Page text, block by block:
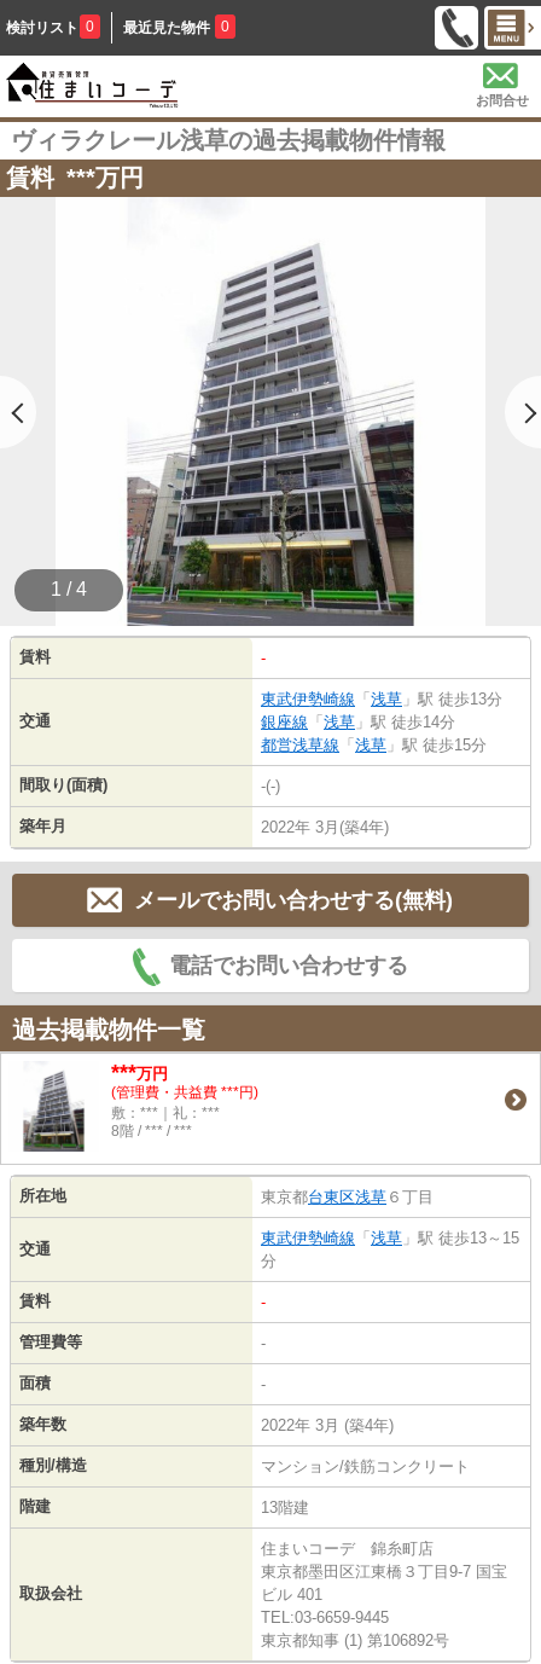
検討リスト 0 最近見た物件 0
お問合せ
ヴィラクレール浅草の過去掲載物件情報
賃料 ***万円
1 / 4
賃料 -
交通
東武伊勢崎線 「 浅草 」駅 徒歩13分
銀座線 「 浅草 」駅 徒歩14分
都営浅草線 「 浅草 」駅 徒歩15分
間取り(面積) -(-)
築年月 2022年 3月(築4年)
メールでお問い合わせする(無料)
電話でお問い合わせする
過去掲載物件一覧
***万円
(管理費・共益費 ***円)
敷：***｜礼：***
8階 / *** / ***
所在地 東京都台東区浅草 ６丁目
交通
東武伊勢崎線 「 浅草 」駅 徒歩13～15
分
賃料 -
管理費等 -
面積 -
築年数 2022年 3月 (築4年)
種別/構造 マンション/鉄筋コンクリート
階建 13階建
取扱会社
住まいコーデ 錦糸町店
東京都墨田区江東橋３丁目9-7 国宝
ビル 401
TEL:03-6659-9445
東京都知事 (1) 第106892号